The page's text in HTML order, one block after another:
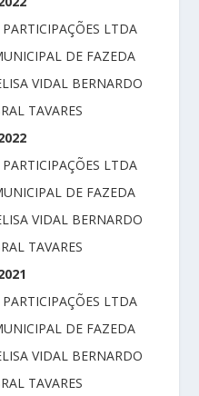
LTDA
DE FAZEDA
VIDAL BERNARDO
TAVARES
LTDA
DE FAZEDA
VIDAL BERNARDO
TAVARES
LTDA
DE FAZEDA
VIDAL BERNARDO
TAVARES